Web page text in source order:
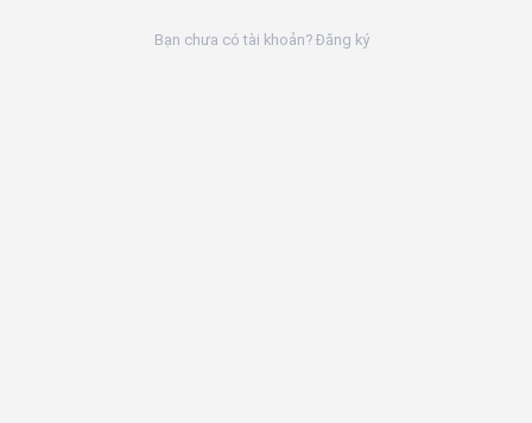
Bạn chưa có tài khoản? Đăng ký